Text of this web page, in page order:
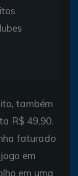
também
R$ 49,90.
faturado
em
em uma